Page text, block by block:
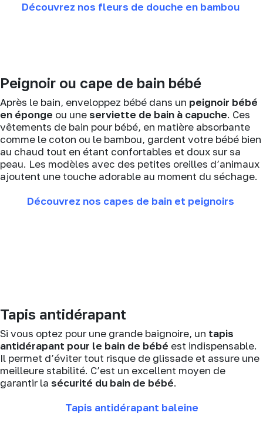
Découvrez nos fleurs de douche en bambou
Peignoir ou cape de bain bébé
Après le bain, enveloppez bébé dans un peignoir bébé
en éponge ou uneserviette de bain à capuche. Ces
vêtements de bain pour bébé, en matière absorbante
comme le coton ou le bambou, gardent votre bébé bien
au chaud tout en étant confortables et doux sur sa
peau. Les modèles avec des petites oreilles d’animaux
ajoutent une touche adorable au moment du séchage.
Découvrez nos capes de bain et peignoirs
Tapis antidérapant
Si vous optez pour une grande baignoire, un tapis
antidérapant pour le bain de bébé est indispensable.
Il permet d’éviter tout risque de glissade et assure une
meilleure stabilité. C’est un excellent moyen de
garantir la sécurité du bain de bébé.
Tapis antidérapant baleine